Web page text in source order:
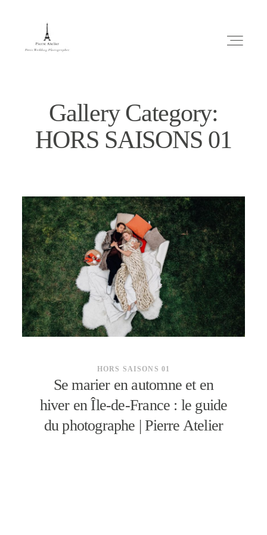
ABOUT ME
MES CONSEILS
ENGLISH
CONTACT
Gallery Category:
HORS SAISONS 01
HORS SAISONS 01
Se marier en automne et en
hiver en Île-de-France : le guide
du photographe | Pierre Atelier